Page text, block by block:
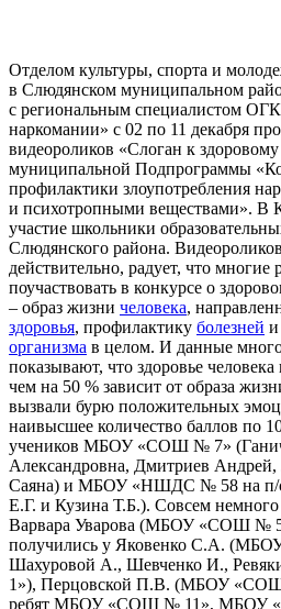
Отделом культуры, спорта и
в Слюдянском муниципальном
с региональным специалистом
наркомании» с 02 по 11 декабря
видеороликов «Слоган к
муниципальной Подпрограммы
профилактики злоупотребления
и психотропными веществами». В
участие школьники
Слюдянского района.
действительно, радует, что многие
поучаствовать в конкурсе о
– образ жизни человека,
здоровья, профилактику болезней и
организма в целом. И данные
показывают, что здоровье
чем на 50 % зависит от образа
вызвали бурю положительных
наивысшее количество баллов по
учеников МБОУ «СОШ № 7»
Александровна, Дмитриев
Саяна) и МБОУ «НШДС № 58 на п/
Е.Г. и Кузина Т.Б.). Совсем немного
Варвара Уварова (МБОУ «СОШ №
получились у Яковенко С.А.
Шахуровой А., Шевченко И.,
1»), Перцовской П.В. (МБОУ «СОШ
ребят МБОУ «СОШ № 11», МБОУ